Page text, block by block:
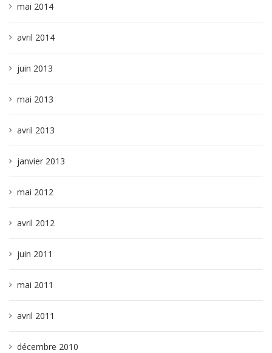
mai 2014
avril 2014
juin 2013
mai 2013
avril 2013
janvier 2013
mai 2012
avril 2012
juin 2011
mai 2011
avril 2011
décembre 2010